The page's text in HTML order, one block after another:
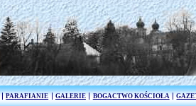
PARAFIANIE GALERIE BOGACTWO KOŚCIOŁA